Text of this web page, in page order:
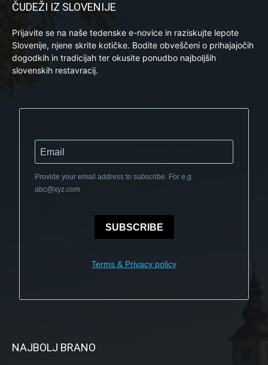
ČUDEŽI IZ SLOVENIJE
Prijavite se na naše tedenske e-novice in raziskujte lepote
Slovenije, njene skrite kotičke. Bodite obveščeni o prihajajočih
dogodkih in tradicijah ter okusite ponudbo najboljših
slovenskih restavracij.
Provide your email address to subscribe. For e.g
abc@xyz.com
SUBSCRIBE
Terms & Privacy policy
NAJBOLJ BRANO